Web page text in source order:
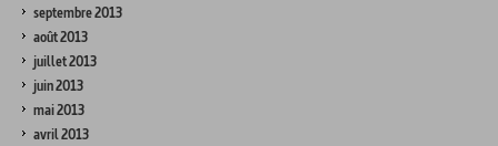
septembre 2013
août 2013
juillet 2013
juin 2013
mai 2013
avril 2013